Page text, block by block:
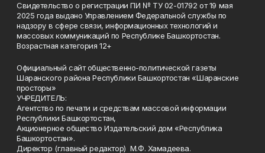
Свидетельство о регистрации ПИ № ТУ 02-01792 от 19 мая
2025 года выдано Управлением Федеральной службы по
надзору в сфере связи, информационных технологий и
массовых коммуникаций по Республике Башкортостан.
Возрастная категория 12+
Официальный сайт общественно-политической газеты
Шаранского района Республики Башкортостан «Шаранские
просторы»
УЧРЕДИТЕЛЬ:
Агентство по печати и средствам массовой информации
Республики Башкортостан,
Акционерное общество Издательский дом «Республика
Башкортостан».
Директор (главный редактор) М.Ф. Хамадеева.